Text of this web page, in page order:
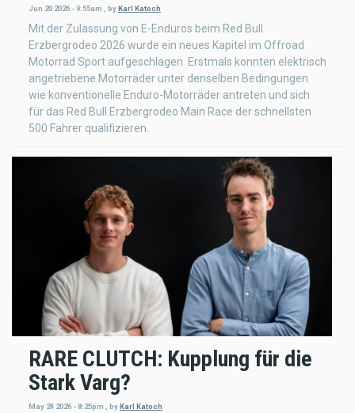
Jun 20 2026 - 9:55am , by Karl Katoch
Mit der Zulassung von E-Enduros beim Red Bull
Erzbergrodeo 2026 wurde ein neues Kapitel im Offroad
Motorrad Sport aufgeschlagen. Erstmals konnten elektrisch
angetriebene Motorräder unter denselben Bedingungen
wie konventionelle Enduro-Motorräder antreten und sich
für das Red Bull Erzbergrodeo Main Race der schnellsten
500 Fahrer qualifizieren.
RARE CLUTCH: Kupplung für die
Stark Varg?
May 24 2026 - 8:25pm byKarl Katoch